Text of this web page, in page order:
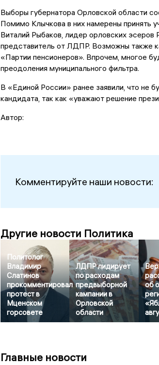
Выборы губернатора Орловской области
Помимо Клычкова в них намерены принять
Виталий Рыбаков, лидер орловских эсеров
представитель от ЛДПР. Возможны также
«Партии пенсионеров». Впрочем, многое
преодоления муниципального фильтра.
В «Единой России» ранее заявили, что не
кандидата, так как «уважают решение
Автор:
Комментируйте наши новости:
Другие новости Политика
Политолог
Владимир
Слатинов
прокомментировал
протест в
Мценском
горсовете
ЛДПР лидирует
по расходам
предвыборной
кампании в
Орловской
области
об
Главные новости